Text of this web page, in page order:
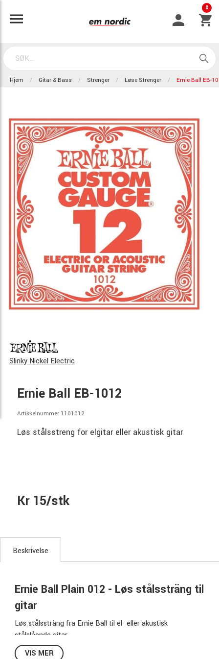
0
Hjem Gitar & Bass Strenger Løse Strenger Ernie Ball EB-
Slinky Nickel Electric
Ernie Ball EB-1012
Artikkelnummer 1101012
Løs stålsstreng for elgitar eller akustisk gitar
Kr 15/stk
Beskrivelse
Ernie Ball Plain 012 - Løs stålssträng til
gitar
Løs stålssträng fra Ernie Ball til el- eller akustisk
stålslående gitar.
Størrelse: 012
VIS MER